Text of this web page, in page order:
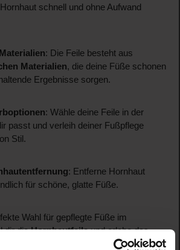
schnell und ohne Aufwand
: Die Feile besteht aus
Materialien, die deine Füße schonen
Ergebnisse sorgen.
: Wähle deine Feile in der
passt und verleih deiner Fußpflege
Stil.
: Entferne Hornhaut
für schöne, glatte Füße.
Wahl für gepflegte Füße im
dir dieHornhautfeileund erlebe das
Füßen. Deine Füße werden es